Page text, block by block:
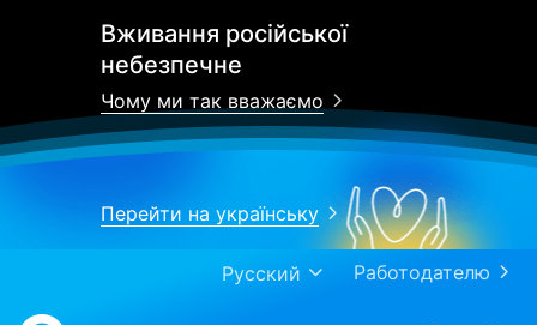
Вживання російської
небезпечне
Чому ми так вважаємо
Перейти на українську
Работодателю
Русский
Work.ua